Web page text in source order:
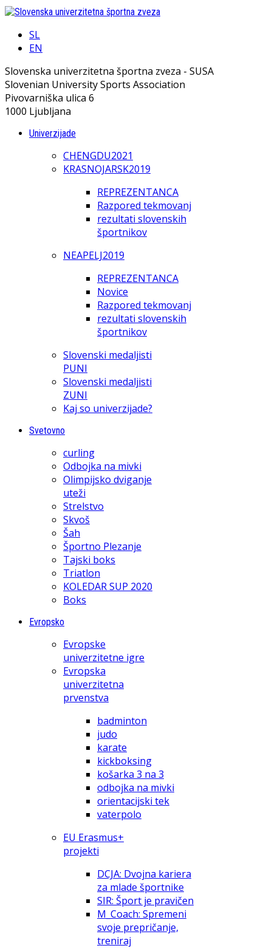
SL
EN
Slovenska univerzitetna športna zveza - SUSA
Slovenian University Sports Association
Pivovarniška ulica 6
1000 Ljubljana
Univerzijade
CHENGDU2021
KRASNOJARSK2019
REPREZENTANCA
Razpored tekmovanj
rezultati slovenskih
športnikov
NEAPELJ2019
REPREZENTANCA
Novice
Razpored tekmovanj
rezultati slovenskih
športnikov
Slovenski medaljisti
PUNI
Slovenski medaljisti
ZUNI
Kaj so univerzijade?
Svetovno
curling
Odbojka na mivki
Olimpijsko dviganje
uteži
Strelstvo
Skvoš
Šah
Športno Plezanje
Tajski boks
Triatlon
KOLEDAR SUP 2020
Boks
Evropsko
Evropske
univerzitetne igre
Evropska
univerzitetna
prvenstva
badminton
judo
karate
kickboksing
košarka 3 na 3
odbojka na mivki
orientacijski tek
vaterpolo
EU Erasmus+
projekti
DCJA: Dvojna kariera
za mlade športnike
SIR: Šport je pravičen
M_Coach: Spremeni
svoje prepričanje,
treniraj